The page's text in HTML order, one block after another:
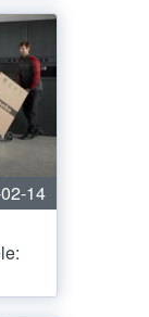
14